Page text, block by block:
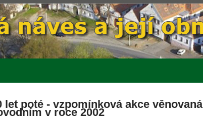
let poté - vzpomínková akce věnovaná
v roce 2002